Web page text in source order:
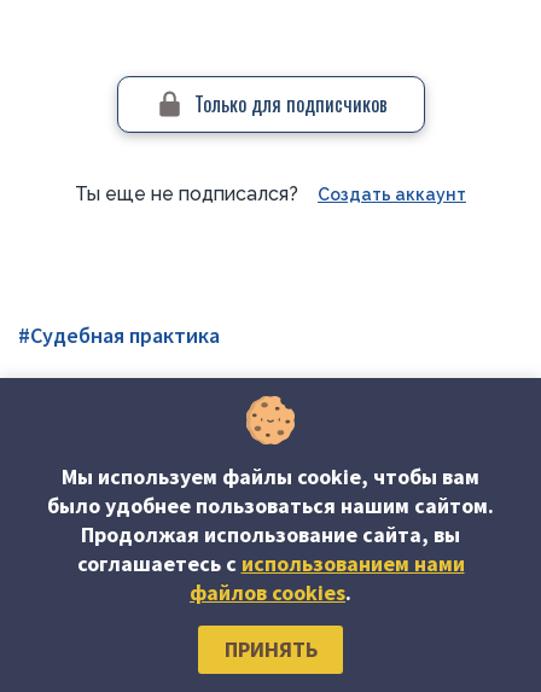
Только для подписчиков
Ты еще не подписался? Создать аккаунт
#Судебная практика
Об издании
Редакция журнала
Наши авторы
Подписка
Контакты
Мы используем файлы cookie, чтобы вам
было удобнее пользоваться нашим сайтом.
Продолжая использование сайта, вы
соглашаетесь c использованием нами
файлов cookies.
ПРИНЯТЬ